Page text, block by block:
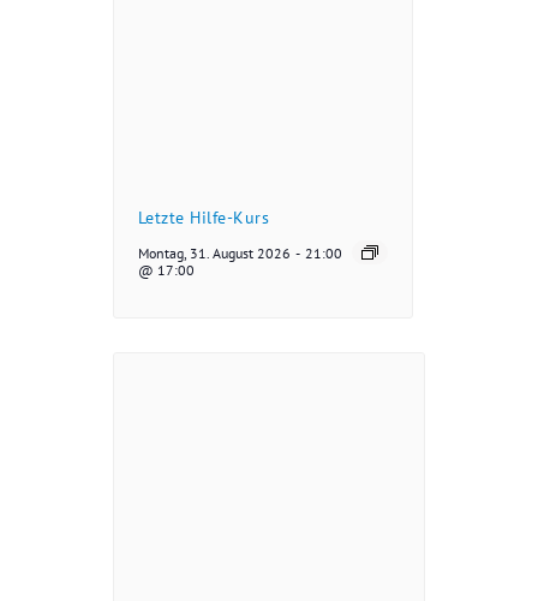
Letzte Hilfe-Kurs
Montag, 31. August 2026
@ 17:00
- 21:00